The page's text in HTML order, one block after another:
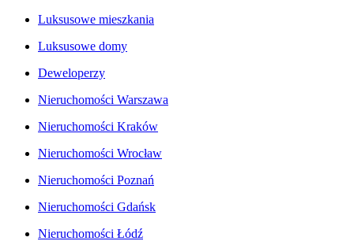
Luksusowe mieszkania
Luksusowe domy
Deweloperzy
Nieruchomości Warszawa
Nieruchomości Kraków
Nieruchomości Wrocław
Nieruchomości Poznań
Nieruchomości Gdańsk
Nieruchomości Łódź